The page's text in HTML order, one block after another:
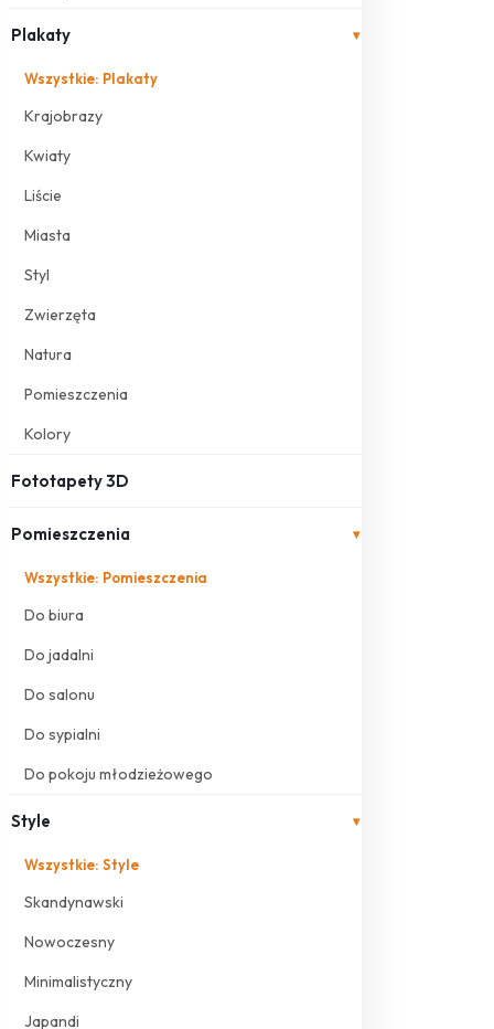
Plakaty ▾
Wszystkie: Plakaty
Krajobrazy
Kwiaty
Liście
Miasta
Styl
Zwierzęta
Natura
Pomieszczenia
Kolory
Fototapety 3D
Pomieszczenia ▾
Wszystkie: Pomieszczenia
Do biura
Do jadalni
Do salonu
Do sypialni
Do pokoju młodzieżowego
Style ▾
Wszystkie: Style
Skandynawski
Nowoczesny
Minimalistyczny
Japandi